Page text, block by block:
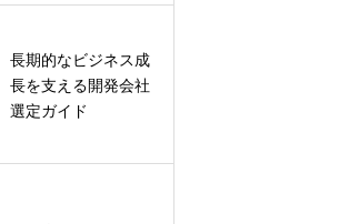
長期的なビジネス成
長を支える開発会社
選定ガイド